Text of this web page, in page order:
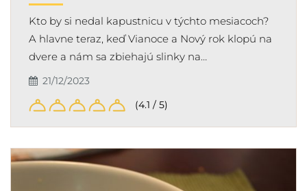
Kto by si nedal kapustnicu v týchto mesiacoch?
A hlavne teraz, keď Vianoce a Nový rok klopú na
dvere a nám sa zbiehajú slinky na…
21/12/2023
(4.1 / 5)